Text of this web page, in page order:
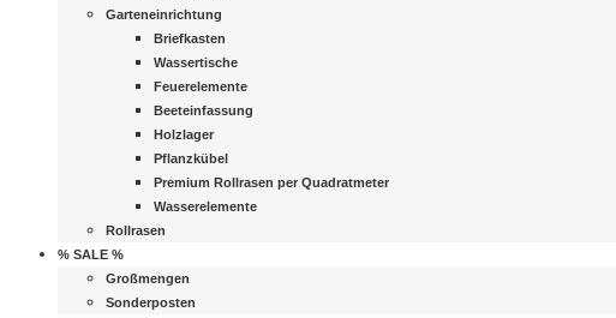
Garteneinrichtung
Briefkasten
Wassertische
Feuerelemente
Beeteinfassung
Holzlager
Pflanzkübel
Premium Rollrasen per Quadratmeter
Wasserelemente
Rollrasen
% SALE %
Großmengen
Sonderposten